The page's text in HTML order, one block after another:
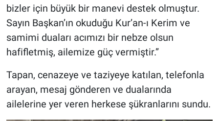
bizler için büyük bir manevi destek olmuştur.
Sayın Başkan’ın okuduğu Kur’an-ı Kerim ve
samimi duaları acımızı bir nebze olsun
hafifletmiş, ailemize güç vermiştir.”
Tapan, cenazeye ve taziyeye katılan, telefonla
arayan, mesaj gönderen ve dualarında
ailelerine yer veren herkese şükranlarını sundu.